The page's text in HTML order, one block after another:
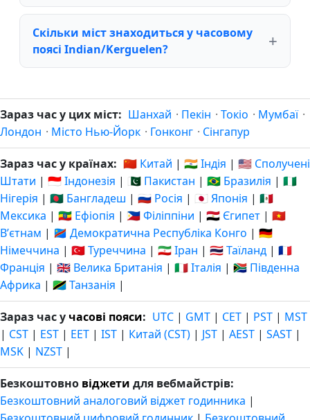
Скільки міст знаходиться у часовому
поясі Indian/Kerguelen?
Зараз час у цих міст: Шанхай · Пекін · Токіо · Мумбаї ·
Лондон · Місто Нью-Йорк · Гонконг · Сінгапур
Зараз час у країнах: 🇨🇳 Китай | 🇮🇳 Індія | 🇺🇸 Сполучені
Штати | 🇮🇩 Індонезія | 🇵🇰 Пакистан | 🇧🇷 Бразилія | 🇳🇬
Нігерія | 🇧🇩 Бангладеш | 🇷🇺 Росія | 🇯🇵 Японія | 🇲🇽
Мексика | 🇪🇹 Ефіопія | 🇵🇭 Філіппіни | 🇪🇬 Єгипет | 🇻🇳
Вʼєтнам | 🇨🇩 Демократична Республіка Конго | 🇩🇪
Німеччина | 🇹🇷 Туреччина | 🇮🇷 Іран | 🇹🇭 Таїланд | 🇫🇷
Франція | 🇬🇧 Велика Британія | 🇮🇹 Італія | 🇿🇦 Південна
Африка | 🇹🇿 Танзанія |
Зараз час у часові пояси: UTC | GMT | CET | PST | MST
| CST | EST | EET | IST | Китай (CST) | JST | AEST | SAST |
MSK | NZST |
Безкоштовно віджети для вебмайстрів:
Безкоштовний аналоговий віджет годинника |